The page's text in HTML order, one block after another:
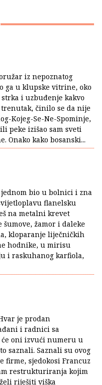
iz nepoznatog
ga u klupske vitrine, oko
i uzbuđenje kakvo
činilo se da nije
Kojeg-Se-Ne-Spominje,
peke izišao sam sveti
Onako kako bosanski...
bio u bolnici i zna
flanelsku
na metalni krevet
žamor i daleke
kloparanje liječničkih
hodnike, u mirisu
i raskuhanog karfiola,
je prodan
i radnici sa
oni izvući numeru u
saznali. Saznali su ovog
firme, sjedokosi Francuz
restrukturiranja kojim
riješiti viška